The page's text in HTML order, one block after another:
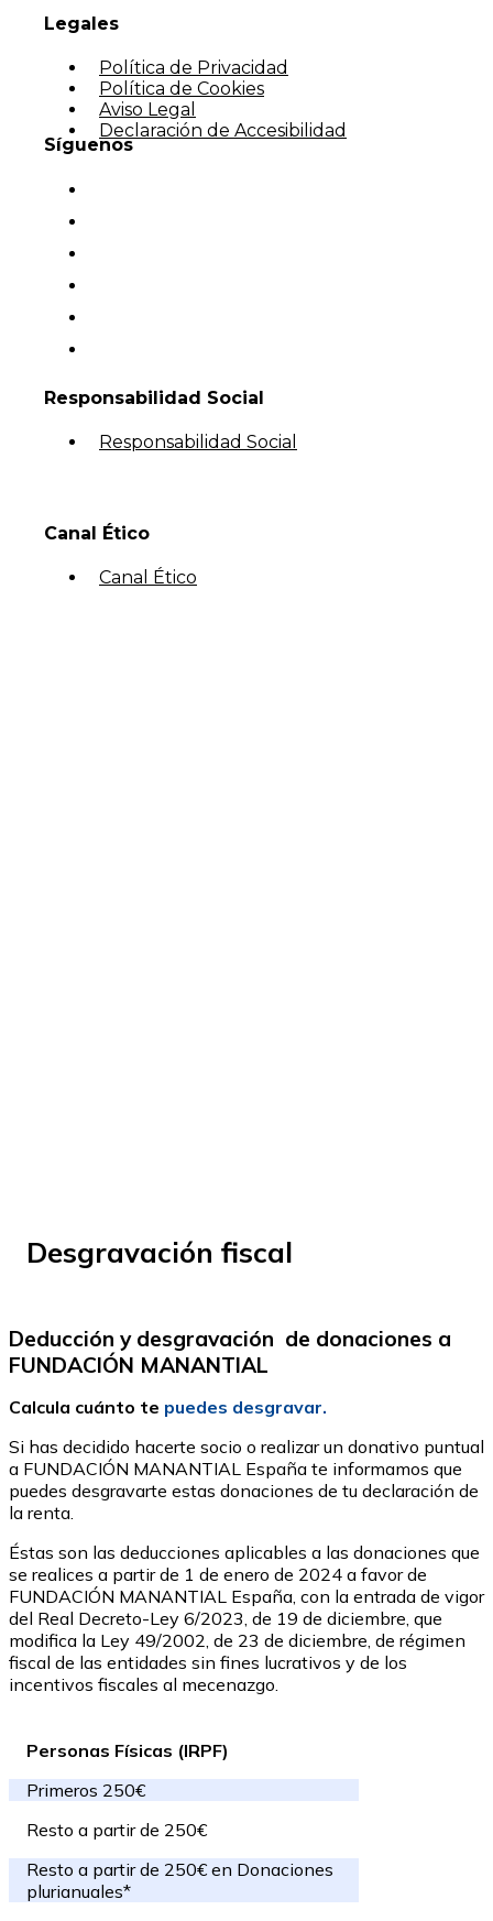
Legales
Política de Privacidad
Política de Cookies
Aviso Legal
Declaración de Accesibilidad
Síguenos
Responsabilidad Social
Responsabilidad Social
Canal Ético
Canal Ético
Desgravación fiscal
Deducción y desgravación de donaciones a
FUNDACIÓN MANANTIAL
Calcula cuánto te puedes desgravar.
Si has decidido hacerte socio o realizar un donativo puntual
a FUNDACIÓN MANANTIAL España te informamos que
puedes desgravarte estas donaciones de tu declaración de
la renta.
Éstas son las deducciones aplicables a las donaciones que
se realices a partir de 1 de enero de 2024 a favor de
FUNDACIÓN MANANTIAL España, con la entrada de vigor
del Real Decreto-Ley 6/2023, de 19 de diciembre, que
modifica la Ley 49/2002, de 23 de diciembre, de régimen
fiscal de las entidades sin fines lucrativos y de los
incentivos fiscales al mecenazgo.
Personas Físicas (IRPF)
Primeros 250€
Resto a partir de 250€
Resto a partir de 250€ en Donaciones
plurianuales*